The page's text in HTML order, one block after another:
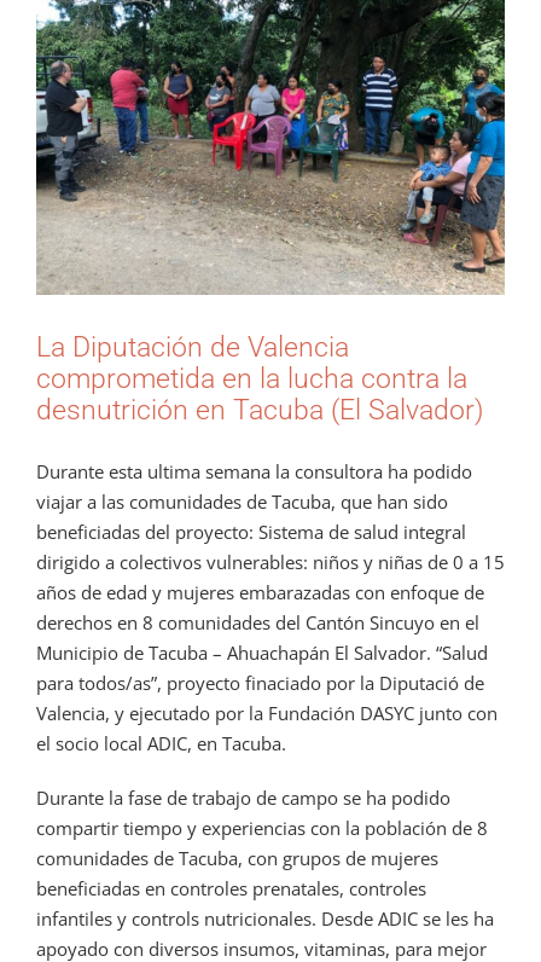
más
grande
La Diputación de Valencia
comprometida en la lucha contra la
desnutrición en Tacuba (El Salvador)
Durante esta ultima semana la consultora ha podido
viajar a las comunidades de Tacuba, que han sido
beneficiadas del proyecto: Sistema de salud integral
dirigido a colectivos vulnerables: niños y niñas de 0 a 15
años de edad y mujeres embarazadas con enfoque de
derechos en 8 comunidades del Cantón Sincuyo en el
Municipio de Tacuba – Ahuachapán El Salvador. “Salud
para todos/as”, proyecto finaciado por la Diputació de
Valencia, y ejecutado por la Fundación DASYC junto con
el socio local ADIC, en Tacuba.
Durante la fase de trabajo de campo se ha podido
compartir tiempo y experiencias con la población de 8
comunidades de Tacuba, con grupos de mujeres
beneficiadas en controles prenatales, controles
infantiles y controls nutricionales. Desde ADIC se les ha
apoyado con diversos insumos, vitaminas, para mejor